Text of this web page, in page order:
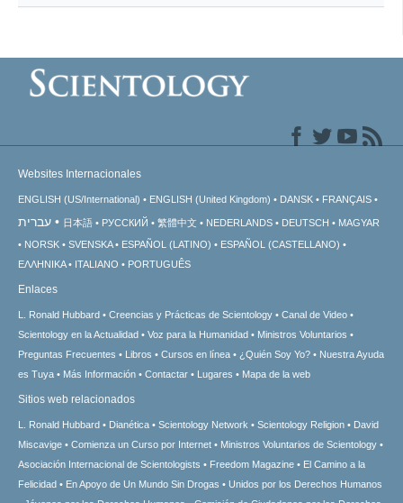
Websites Internacionales
ENGLISH (US/International) ENGLISH (United Kingdom) DANSK FRANÇAIS
עברית 日本語 РУССКИЙ 繁體中文 NEDERLANDS DEUTSCH
MAGYAR
NORSK
SVENSKA ESPAÑOL (LATINO)
ESPAÑOL (CASTELLANO)
ΕΛΛΗΝΙΚA
ITALIANO PORTUGUÊS
Enlaces
L. Ronald Hubbard Creencias y Prácticas de Scientology
Canal de Video
Scientology en la Actualidad
Voz para la Humanidad
Ministros Voluntarios
Preguntas Frecuentes
Libros Cursos en línea ¿Quién Soy Yo?
Nuestra Ayuda
es Tuya
Más Información Contactar Lugares Mapa de la web
Sitios web relacionados
L. Ronald Hubbard Dianética Scientology Network Scientology Religion
David
Miscavige
Comienza un Curso por Internet
Ministros Voluntarios de Scientology
Asociación Internacional de Scientologists
Freedom Magazine
El Camino a la
Felicidad
En Apoyo de Un Mundo Sin Drogas
Unidos por los Derechos Humanos